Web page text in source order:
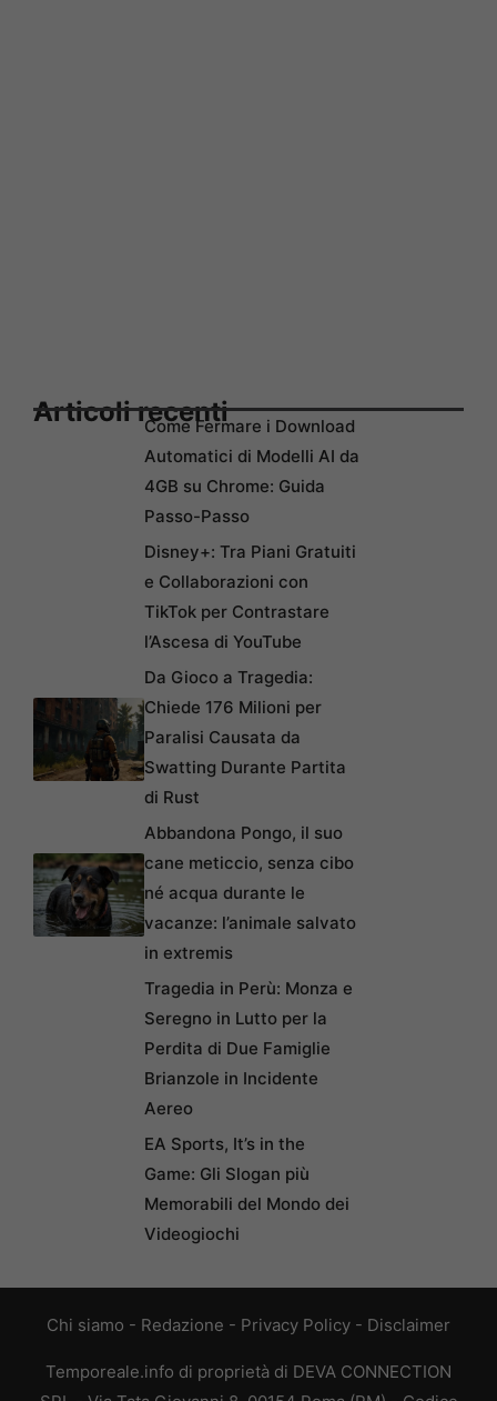
Articoli recentiCome Fermare i Download
Automatici di Modelli AI da
4GB su Chrome: Guida
Passo-Passo
Disney+: Tra Piani Gratuiti
e Collaborazioni con
TikTok per Contrastare
l’Ascesa di YouTube
Da Gioco a Tragedia:
Chiede 176 Milioni per
Paralisi Causata da
Swatting Durante Partita
di Rust
Abbandona Pongo, il suo
cane meticcio, senza cibo
né acqua durante le
vacanze: l’animale salvato
in extremis
Tragedia in Perù: Monza e
Seregno in Lutto per la
Perdita di Due Famiglie
Brianzole in Incidente
Aereo
EA Sports, It’s in the
Game: Gli Slogan più
Memorabili del Mondo dei
Videogiochi
Chi siamo - Redazione - Privacy Policy - Disclaimer
Temporeale.info di proprietà di DEVA CONNECTION